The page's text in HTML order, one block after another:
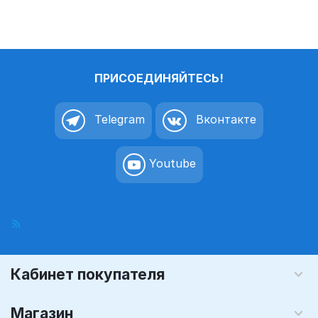
ПРИСОЕДИНЯЙТЕСЬ!
Telegram Вконтакте
Youtube
Кабинет покупателя
Магазин